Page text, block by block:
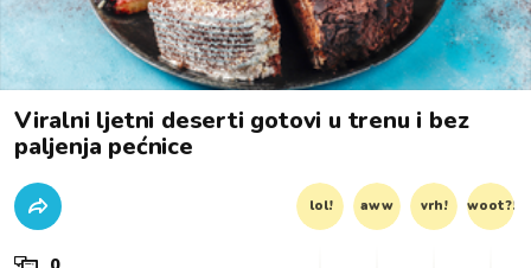
Viralni ljetni deserti gotovi u trenu i bez
paljenja pećnice
lol! aww vrh! woot?!